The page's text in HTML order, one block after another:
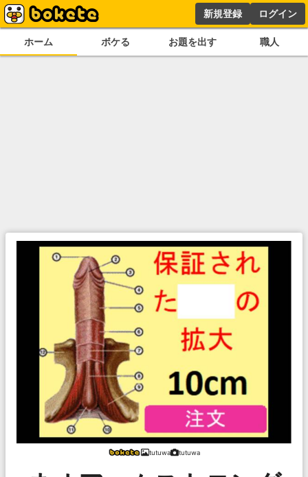
新規登録 ログイン
ホーム ボケる お題を出す 職人
tutuwa tutuwa